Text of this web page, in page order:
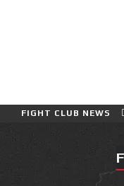
FIGHT CLUB NEWS
πιο δύσκολο αγώνα